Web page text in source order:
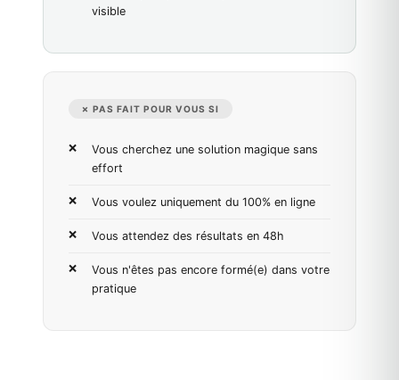
visible
✗ PAS FAIT POUR VOUS SI
Vous cherchez une solution magique sans
effort
Vous voulez uniquement du 100% en ligne
Vous attendez des résultats en 48h
Vous n'êtes pas encore formé(e) dans votre
pratique